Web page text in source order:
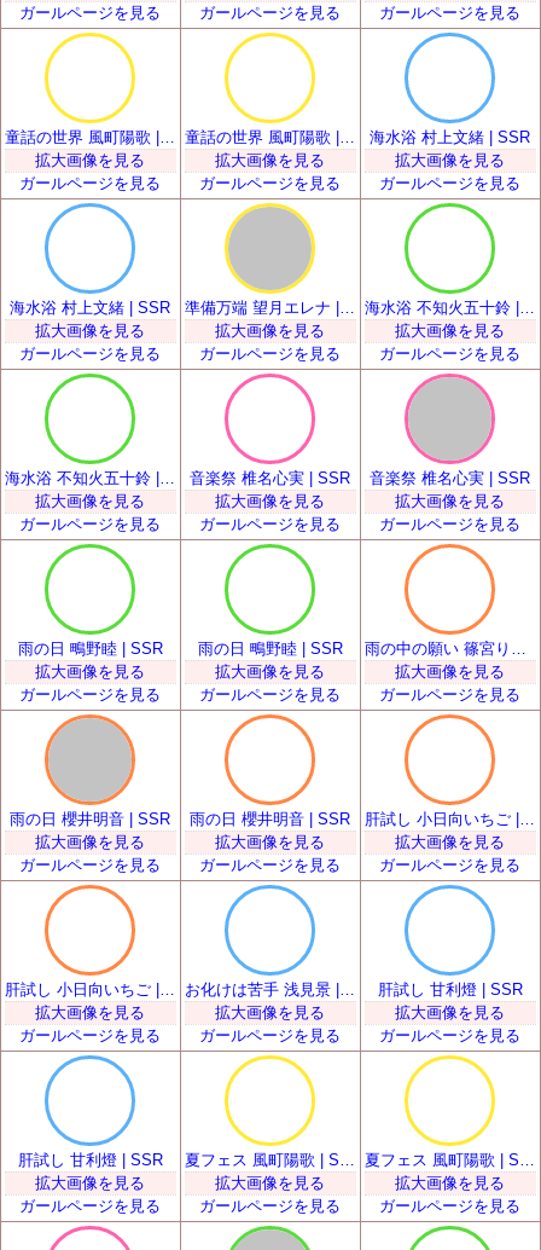
ガールページを見る
ガールページを見る
ガールページを見る
拡大画像を見る
ガールページを見る
童話の世界 風町陽歌 | SSR
拡大画像を見る
ガールページを見る
海水浴 村上文緒 | SSR
拡大画像を見る
ガールページを見る
海水浴 村上文緒 | SSR
拡大画像を見る
ガールページを見る
準備万端 望月エレナ | SSR
拡大画像を見る
ガールページを見る
海水浴 不知火五十鈴 | SSR
拡大画像を見る
ガールページを見る
拡大画像を見る
ガールページを見る
音楽祭 椎名心実 | SSR
拡大画像を見る
ガールページを見る
音楽祭 椎名心実 | SSR
拡大画像を見る
ガールページを見る
雨の日 鴫野睦 | SSR
拡大画像を見る
ガールページを見る
雨の日 鴫野睦 | SSR
拡大画像を見る
ガールページを見る
拡大画像を見る
ガールページを見る
雨の日 櫻井明音 | SSR
拡大画像を見る
ガールページを見る
雨の日 櫻井明音 | SSR
拡大画像を見る
ガールページを見る
肝試し 小日向いちご | SSR
拡大画像を見る
ガールページを見る
拡大画像を見る
ガールページを見る
お化けは苦手 浅見景 | SSR
拡大画像を見る
ガールページを見る
肝試し 甘利燈 | SSR
拡大画像を見る
ガールページを見る
肝試し 甘利燈 | SSR
拡大画像を見る
ガールページを見る
拡大画像を見る
ガールページを見る
拡大画像を見る
ガールページを見る